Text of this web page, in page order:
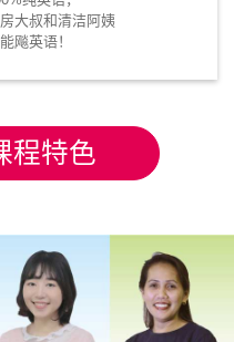
大叔和清洁阿姨
飚英语！
程特色